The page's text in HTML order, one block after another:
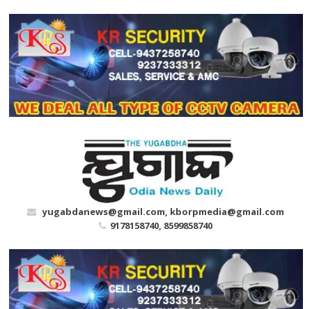
content
yugabdanews@gmail.com, kborpmedia@gmail.com
9178158740, 8599858740